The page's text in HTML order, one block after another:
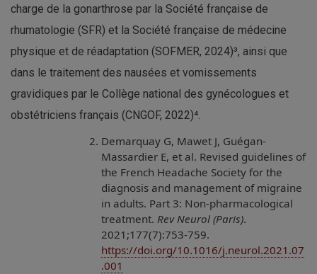
charge de la gonarthrose par la Société française de
rhumatologie (SFR) et la Société française de médecine
physique et de réadaptation (SOFMER, 2024)³, ainsi que
dans le traitement des nausées et vomissements
gravidiques par le Collège national des gynécologues et
obstétriciens français (CNGOF, 2022)⁴.
Demarquay G, Mawet J, Guégan-
Massardier E, et al. Revised guidelines of
the French Headache Society for the
diagnosis and management of migraine
in adults. Part 3: Non-pharmacological
treatment. Rev Neurol (Paris).
2021;177(7):753-759.
https://doi.org/10.1016/j.neurol.2021.07
.001